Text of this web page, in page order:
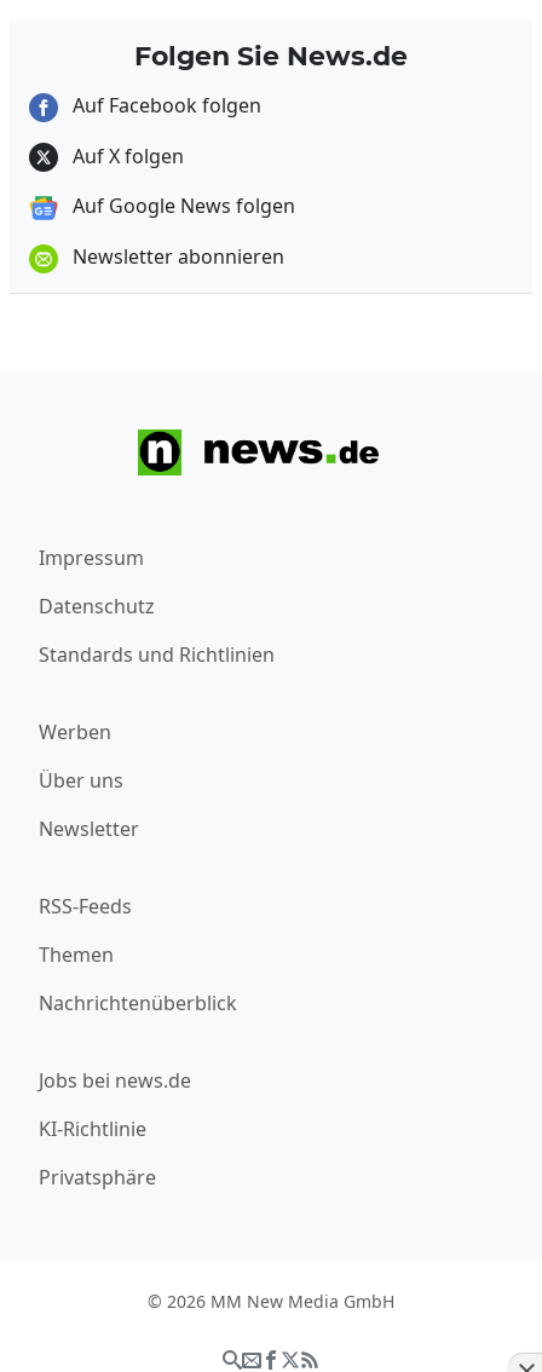
Folgen Sie News.de
Auf Facebook folgen
Auf X folgen
Auf Google News folgen
Newsletter abonnieren
Impressum
Datenschutz
Standards und Richtlinien
Werben
Über uns
Newsletter
RSS-Feeds
Themen
Nachrichtenüberblick
Jobs bei news.de
KI-Richtlinie
Privatsphäre
© 2026 MM New Media GmbH